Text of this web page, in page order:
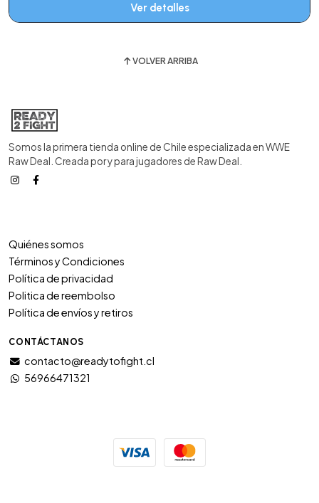
Ver detalles
VOLVER ARRIBA
Somos la primera tienda online de Chile especializada en WWE
Raw Deal. Creada por y para jugadores de Raw Deal.
Quiénes somos
Términos y Condiciones
Política de privacidad
Politica de reembolso
Política de envíos y retiros
CONTÁCTANOS
contacto@readytofight.cl
56966471321